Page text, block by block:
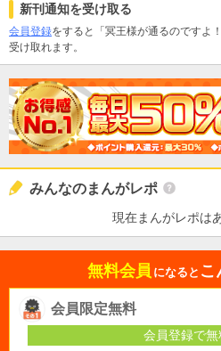
新刊通知を受け取る
会員登録をすると「冥王様が通るのですよ
受け取れます。
みんなのまんがレポ
現在まんがレポは
無料会員 になると こ
会員限定無料
会員登録で